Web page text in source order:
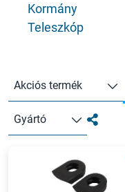
Kormány
Teleszkóp
Akciós termék
Gyártó